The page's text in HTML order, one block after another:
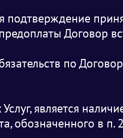
подтверждение
Договор
по
является
обозначенного в п.